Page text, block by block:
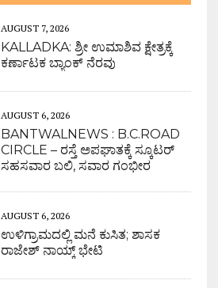
AUGUST 7, 2026
KALLADKA: ಶ್ರೀ ಉಮಾಶಿವ ಕ್ಷೇತ್ರಕ್ಕೆ
ಕರ್ಣಾಟಕ ಬ್ಯಾಂಕ್ ನೆರವು
AUGUST 6, 2026
BANTWALNEWS : B.C.ROAD
CIRCLE – ರಸ್ತೆ ಅಪಘಾತಕ್ಕೆ ಸ್ಕೂಟರ್
ಸಹಸವಾರ ಬಲಿ, ಸವಾರ ಗಂಭೀರ
AUGUST 6, 2026
ಉಳಿಗ್ರಾಮದಲ್ಲಿ ಮನೆ ಕುಸಿತ; ಶಾಸಕ
ರಾಜೇಶ್ ನಾಯ್ಕ್ ಭೇಟಿ